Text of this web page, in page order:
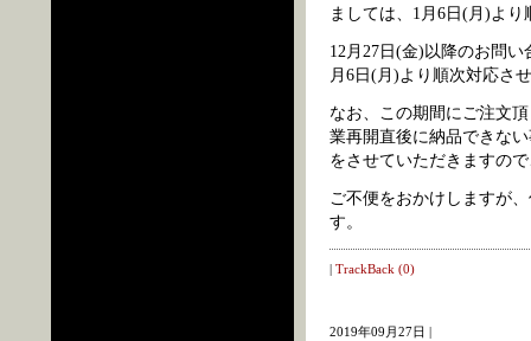
ましては、1月6日(月)よ
12月27日(金)以降のお問
月6日(月)より順次対応さ
なお、この期間にご注文
業再開直後に納品できな
をさせていただきますの
ご不便をおかけしますが
す。
| TrackBack (0)
2019年09月27日 |